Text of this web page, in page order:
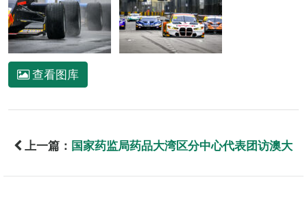
查看图库
上一篇： 国家药监局药品大湾区分中心代表团访澳大